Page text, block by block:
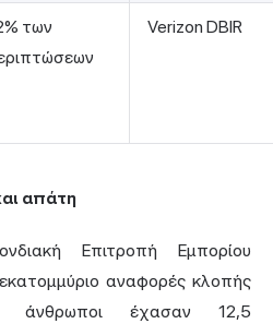
των
Verizon DBIR
απάτη
Επιτροπή Εμπορίου
αναφορές κλοπής
άνθρωποι έχασαν 12,5